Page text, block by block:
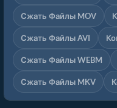
Сжать Файлы MOV
Сжать Файлы AVI
Сжать Файлы WEBM
Сжать Файлы MKV